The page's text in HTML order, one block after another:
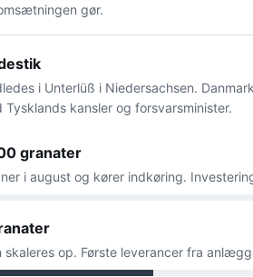
gør.
i Unterlüß i Niedersachsen.
Tysklands kansler og forsvarsminister.
granater
i august og kører indkøring.
skaleres op. Første leverancer fra